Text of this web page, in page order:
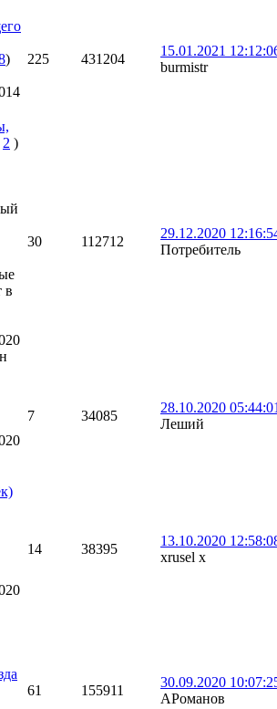
)
225 431204
15.01.2021
burmistr
2 )
в
30 112712
29.12.2020
Потребитель
7 34085
28.10.2020
Леший
14 38395
13.10.2020
xrusel x
61 155911
30.09.2020
АРоманов